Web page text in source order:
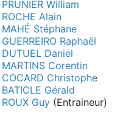
PRUNIER William
ROCHE Alain
MAHÉ Stéphane
GUERREIRO Raphaël
DUTUEL Daniel
MARTINS Corentin
COCARD Christophe
BATICLE Gérald
ROUX Guy (Entraineur)